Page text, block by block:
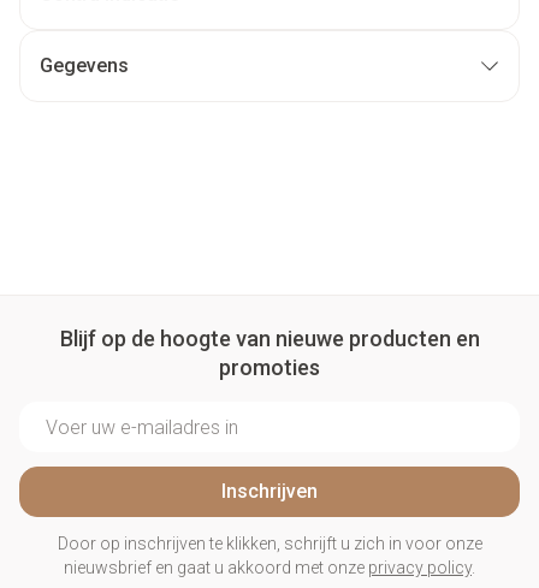
Gegevens
Blijf op de hoogte van nieuwe producten en
promoties
Inschrijven
Door op inschrijven te klikken, schrijft u zich in voor onze
nieuwsbrief en gaat u akkoord met onze privacy policy.